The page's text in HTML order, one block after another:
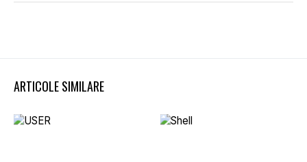
ARTICOLE SIMILARE